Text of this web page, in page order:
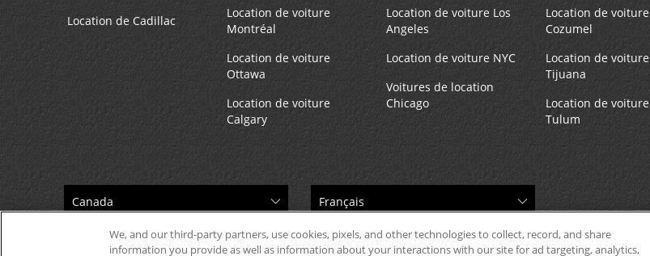
Location de Cadillac
Location de voiture
Montréal
Location de voiture
Ottawa
Location de voiture
Calgary
Location de voiture Los
Angeles
Location de voiture NYC
Voitures de location
Chicago
Location de voiture
Cozumel
Location de voiture
Tijuana
Location de voiture
Tulum
We, and our third-party partners, use cookies, pixels, and other technologies to collect, record, and share
information you provide as well as information about your interactions with our site for ad targeting, analytics,